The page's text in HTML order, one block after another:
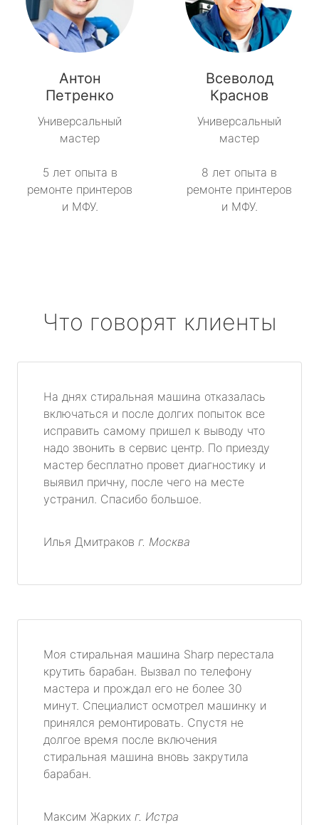
Антон
Петренко
Универсальный
мастер
5 лет опыта в
ремонте принтеров
и МФУ.
Всеволод
Краснов
Универсальный
мастер
8 лет опыта в
ремонте принтеров
и МФУ.
Что говорят клиенты
На днях стиральная машина отказалась
включаться и после долгих попыток все
исправить самому пришел к выводу что
надо звонить в сервис центр. По приезду
мастер бесплатно провет диагностику и
выявил причну, после чего на месте
устранил. Спасибо большое.
Илья Дмитраков г. Москва
Моя стиральная машина Sharp перестала
крутить барабан. Вызвал по телефону
мастера и прождал его не более 30
минут. Специалист осмотрел машинку и
принялся ремонтировать. Спустя не
долгое время после включения
стиральная машина вновь закрутила
барабан.
Максим Жарких г. Истра